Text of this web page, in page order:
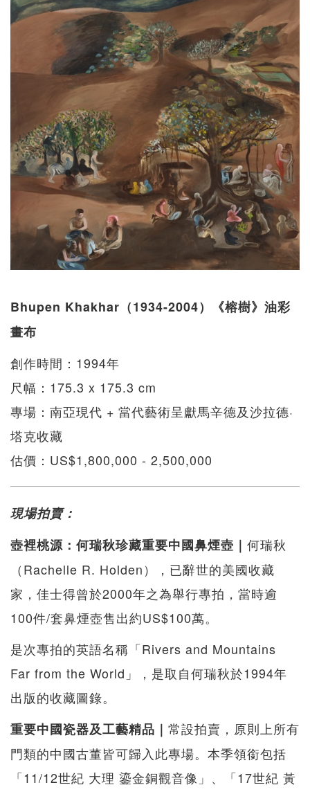
Bhupen Khakhar（1934-2004）《榕樹》油彩
畫布
創作時間：1994年
尺幅：175.3 x 175.3 cm
專場：南亞現代 + 當代藝術呈獻馬辛德及沙拉德·
塔克收藏
估價：US$1,800,000 - 2,500,000
現場拍賣：
壺裡桃源：何瑞秋珍藏重要中國鼻煙壺｜ 何瑞秋
（Rachelle R. Holden），已辭世的美國收藏
家，佳士得曾於2000年之為舉行專拍，當時逾
100件/套鼻煙壺售出約US$100萬。
是次專拍的英語名稱「Rivers and Mountains
Far from the World」，是取自何瑞秋於1994年
出版的收藏圖錄。
重要中國瓷器及工藝精品｜ 常設拍賣，原則上所有
門類的中國古董皆可歸入此專場。本季領銜包括
「11/12世紀 大理 鎏金銅觀音像」、「17世紀 黃